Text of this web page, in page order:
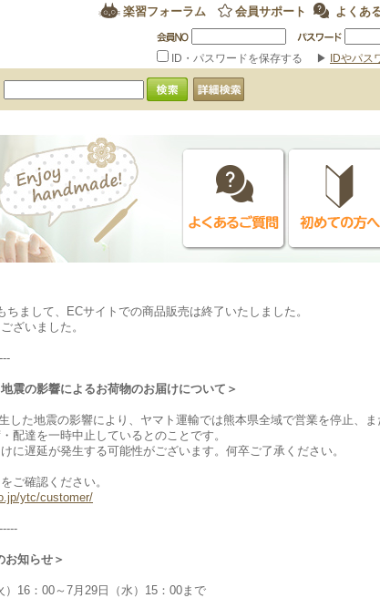
楽習フォーラム 会員サポート よくあ
ID・パスワードを保存する ▶ IDやパス
まして、ECサイトでの商品販売は終了いたしました。
ざいました。
震の影響によるお荷物のお届けについて＞
した地震の影響により、ヤマト運輸では熊本県全域で営業を停止、
配達を一時中止しているとのことです。
に遅延が発生する可能性がございます。何卒ご了承ください。
ご確認ください。
ytc/customer/
お知らせ＞
16：00～7月29日（水）15：00まで